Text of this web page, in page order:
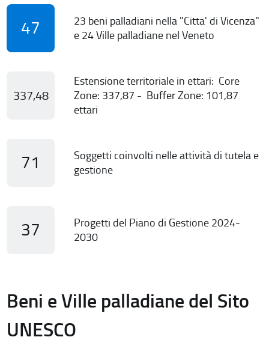
47
23 beni palladiani nella "Citta' di Vicenza"
e 24 Ville palladiane nel Veneto
337,48
Estensione territoriale in ettari: Core
Zone: 337,87 - Buffer Zone: 101,87
ettari
71
Soggetti coinvolti nelle attività di tutela e
gestione
37
Progetti del Piano di Gestione 2024-
2030
Beni e Ville palladiane del Sito
UNESCO